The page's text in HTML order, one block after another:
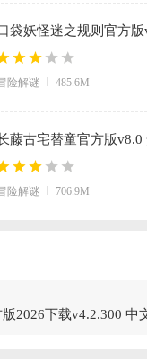
袋妖怪迷之规则官方
险解谜 485.6M
藤古宅替童官方版v8.0
险解谜 706.9M
2026下载v4.2.300 中